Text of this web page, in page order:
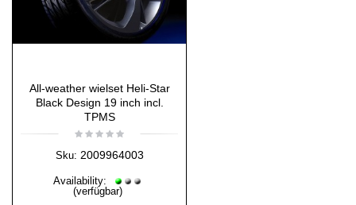
All-weather wielset Heli-Star
Black Design 19 inch incl.
TPMS
Sku: 2009964003
Availability:
(verfügbar)